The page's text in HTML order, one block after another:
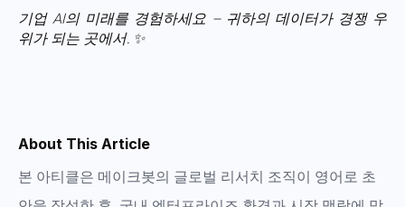
기업 AI의 미래를 경험하세요 – 귀하의 데이터가 경쟁 우
위가 되는 곳에서. ✨
About This Article
본 아티클은 메이크봇의 글로벌 리서치 조직이 영어로 초